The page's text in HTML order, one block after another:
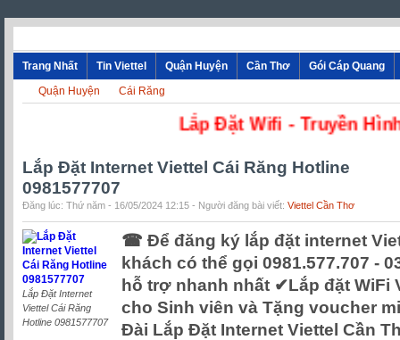
Trang Nhất Tin Viettel Quận Huyện Cần Thơ
Gói Cáp Quang
Quận Huyện
Cái Răng
Lắp Đặt Wifi -
Lắp Đặt Internet Viettel Cái Răng Hotline
0981577707
Đăng lúc: Thứ năm - 16/05/2024 12:15 - Người đăng bài viết: Viettel Cần Thơ
Lắp Đặt Internet
Viettel Cái Răng
Hotline 0981577707
☎ Để đăng ký lắp đặt internet
khách có thể gọi 0981.577.707 -
hỗ trợ nhanh nhất ✔‎Lắp đặt WiFi
cho Sinh viên và Tặng voucher
Đài Lắp Đặt Internet Viettel Cần